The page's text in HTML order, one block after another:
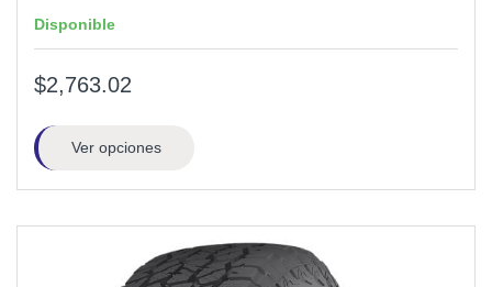
Disponible
$2,763.02
Ver opciones